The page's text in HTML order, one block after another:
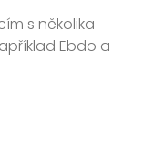
s několika
Ebdo a